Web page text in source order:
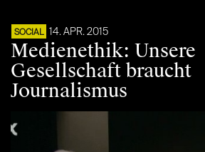
SOCIAL 14. APR. 2015
Medienethik: Unsere
Gesellschaft braucht
Journalismus